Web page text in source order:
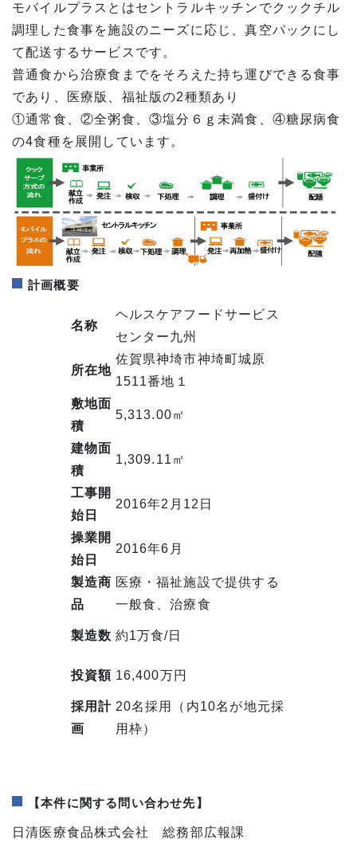
モバイルプラスとはセントラルキッチンでクックチル
調理した食事を施設のニーズに応じ、真空パックにし
て配送するサービスです。
普通食から治療食までをそろえた持ち運びできる食事
であり、医療版、福祉版の2種類あり
①通常食、②全粥食、③塩分６ｇ未満食、④糖尿病食
の4食種を展開しています。
計画概要
名称
ヘルスケアフードサービス
センター九州
所在地
佐賀県神埼市神埼町城原
1511番地１
敷地面
積
5,313.00㎡
建物面
積
1,309.11㎡
工事開
始日
2016年2月12日
操業開
始日
2016年6月
製造商
品
医療・福祉施設で提供する
一般食、治療食
製造数 約1万食/日
投資額 16,400万円
採用計
画
20名採用（内10名が地元採
用枠）
【本件に関する問い合わせ先】
日清医療食品株式会社 総務部広報課